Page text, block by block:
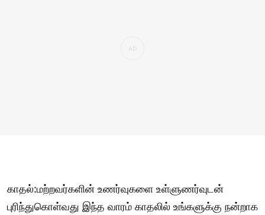
காதல்:மற்றவர்களின் உணர்வுகளை உள்ளுணர்வுடன்
புரிந்துகொள்வது இந்த வாரம் காதலில் உங்களுக்கு நன்றாக